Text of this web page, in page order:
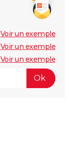
Voir un exemple
Voir un exemple
Voir un exemple